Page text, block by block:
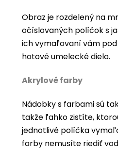
Obraz je rozdelený na
očíslovaných políčok s
ich vymaľovaní vám
hotové umelecké dielo.
Akrylové farby
Nádobky s farbami sú
takže ľahko zistíte,
jednotlivé políčka
farby nemusíte riediť